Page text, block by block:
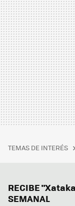
TEMAS DE INTERÉS
RECIBE
SEMANAL